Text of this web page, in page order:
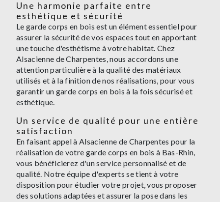
Une harmonie parfaite entre
esthétique et sécurité
Le garde corps en bois est un élément essentiel pour
assurer la sécurité de vos espaces tout en apportant
une touche d'esthétisme à votre habitat. Chez
Alsacienne de Charpentes, nous accordons une
attention particulière à la qualité des matériaux
utilisés et à la finition de nos réalisations, pour vous
garantir un garde corps en bois à la fois sécurisé et
esthétique.
Un service de qualité pour une entière
satisfaction
En faisant appel à Alsacienne de Charpentes pour la
réalisation de votre garde corps en bois à Bas-Rhin,
vous bénéficierez d'un service personnalisé et de
qualité. Notre équipe d'experts se tient à votre
disposition pour étudier votre projet, vous proposer
des solutions adaptées et assurer la pose dans les